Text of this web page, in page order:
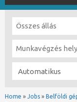
Home » Jobs » Belföldi